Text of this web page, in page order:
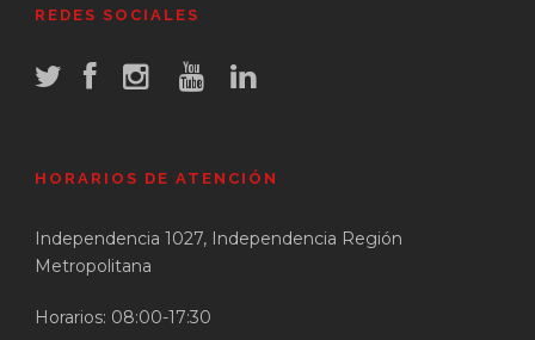
REDES SOCIALES
HORARIOS DE ATENCIÓN
Independencia 1027, Independencia Región
Metropolitana
Horarios: 08:00-17:30